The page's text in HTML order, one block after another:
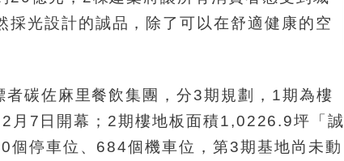
光設計的誠品，除了可以在舒適健康的空
碳佐麻里餐飲集團，分3期規劃，1期為樓
月7日開幕；2期樓地板面積1,0226.9坪「誠
個停車位、684個機車位，第3期基地尚未動